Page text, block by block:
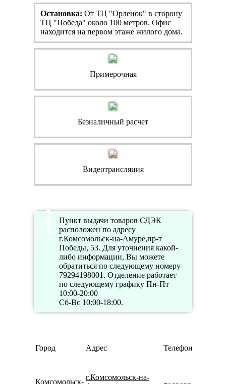
Остановка: От ТЦ "Орленок" в сторону
ТЦ "Победа" около 100 метров. Офис
находится на первом этаже жилого дома.
Примерочная
Безналичный расчет
Видеотрансляция
Пункт выдачи товаров СДЭК
расположен по адресу
г.Комсомольск-на-Амуре,пр-т
Победы, 53. Для уточнения какой-
либо информации, Вы можете
обратиться по следующему номеру
79294198001. Отделение работает
по следующему графику Пн-Пт
10:00-20:00
Сб-Вс 10:00-18:00.
Город Адрес Телефон
Комсомольск-
г.Комсомольск-на-